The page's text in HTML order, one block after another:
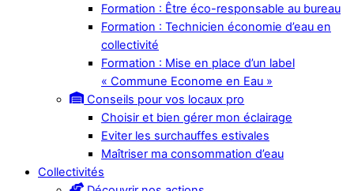
Formation : Être éco-responsable au bureau
Formation : Technicien économie d’eau en
collectivité
Formation : Mise en place d’un label
« Commune Econome en Eau »
Conseils pour vos locaux pro
Choisir et bien gérer mon éclairage
Eviter les surchauffes estivales
Maîtriser ma consommation d’eau
Collectivités